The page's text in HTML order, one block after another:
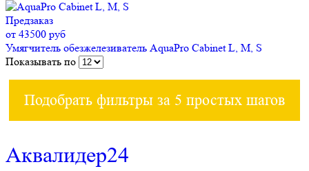
Предзаказ
от 43500 руб
Умягчитель обезжелезиватель AquaPro Cabinet L, M, S
Показывать по
Подобрать фильтры за 5 простых шагов
Аквалидер24